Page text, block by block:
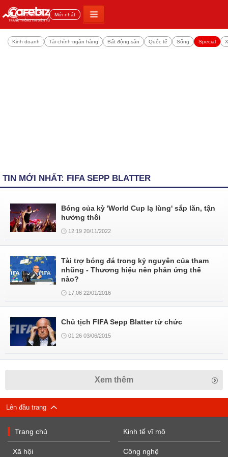
Đọc nhiều Mới nhất
Kinh doanh Tài chính ngân hàng Bất động sản Quốc tế Sống Special
TIN MỚI NHẤT: FIFA SEPP BLATTER
Bóng của kỳ 'World Cup lạ lùng' sắp lăn, tận
hưởng thôi
12:19 20/11/2022
Tài trợ bóng đá trong kỷ nguyên của tham
nhũng - Thương hiệu nên phản ứng thế
nào?
17:06 22/01/2016
Chủ tịch FIFA Sepp Blatter từ chức
01:26 03/06/2015
Xem thêm
Lên đầu trang
Trang chủ
Xã hội
Kinh tế vĩ mô
Công nghệ